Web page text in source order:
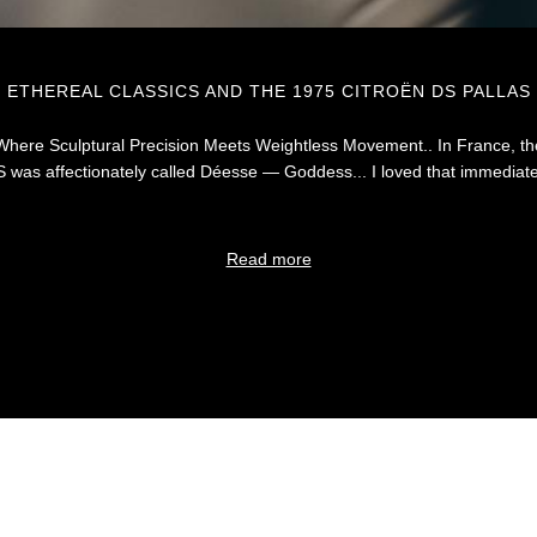
ETHEREAL CLASSICS AND THE 1975 CITROËN DS PALLAS
Sculptural Precision Meets Weightless Movement.. In France,
was affectionately called Déesse — Goddess... I loved that
Read more